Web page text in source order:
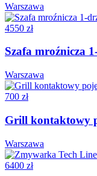
Warszawa
4550 zł
Szafa mroźnicza
Warszawa
700 zł
Grill kontaktowy
Warszawa
6400 zł